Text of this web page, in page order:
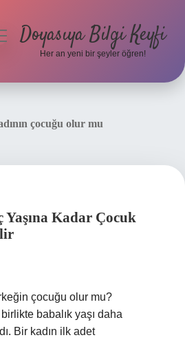
Doyasıya Bilgi Keyfi
Her an yeni bir şeyler öğren!
çocuğu olur mu
Kadar Çocuk
çocuğu olur mu?
babalık yaşı daha
Bir kadın ilk adet